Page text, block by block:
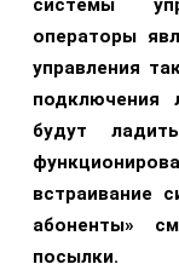
системы
операторы
управления
подключения
будут
встраивание
абоненты»
посылки.